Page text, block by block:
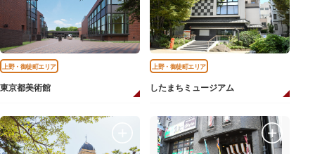
上野・御徒町エリア
東京都美術館
上野・御徒町エリア
したまちミュージアム